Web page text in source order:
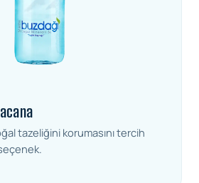
tazeliğini korumasını tercih